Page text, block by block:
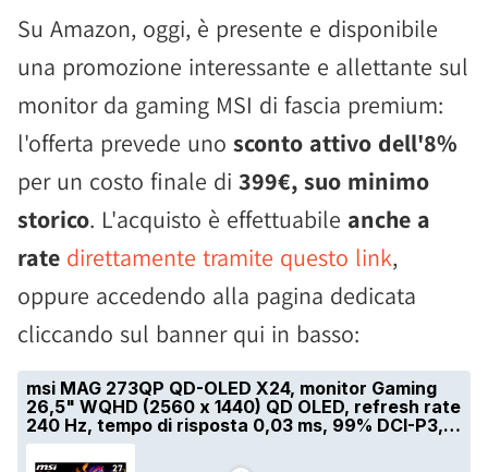
Su Amazon, oggi, è presente e disponibile
una promozione interessante e allettante sul
monitor da gaming MSI di fascia premium:
l'offerta prevede uno sconto attivo dell'8%
per un costo finale di 399€, suo minimo
storico. L'acquisto è effettuabile anche a
rate direttamente tramite questo link,
oppure accedendo alla pagina dedicata
cliccando sul banner qui in basso: